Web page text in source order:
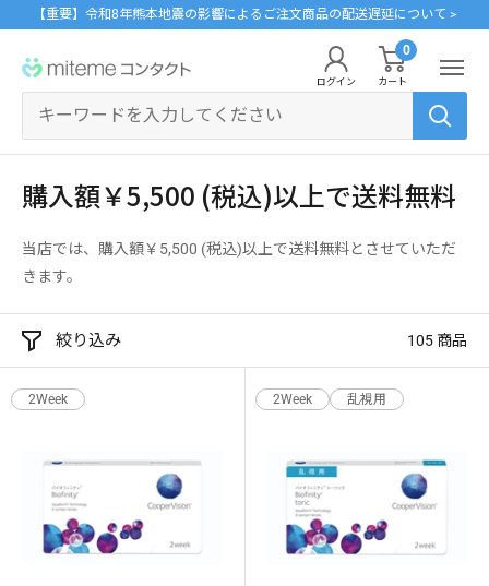
す
【重要】令和8年熊本地震の影響によるご注文商品の配送遅延について >
miteme
contact
ログイン
0
カート
クリニックフォアやアプリ「クリフォア」と同じアカウントをご利用いただけま
す。
レンズタイプから探す
1Day
カラコン
遠近両用
ケア用品
メーカーから探す
ジョンソン・エンド・ジョンソン
シード
ボシュロム
PIA
コラム
購入額￥5,500 (税込)以上で送料無料
当店では、購入額￥5,500 (税込)以上で送料無料とさせていただ
きます。
絞り込み 105 商品
2Week 2Week 乱視用